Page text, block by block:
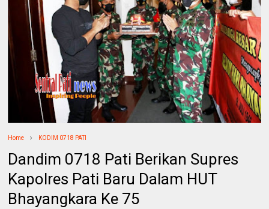
Home KODIM 0718 PATI
Dandim 0718 Pati Berikan Supres
Kapolres Pati Baru Dalam HUT
Bhayangkara Ke 75